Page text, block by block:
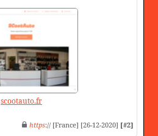
scootauto.fr
https:// [France] [26-12-2020] [#2]